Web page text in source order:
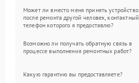
Может ли вместо меня принять устройство
после ремонта другой человек, контактный
телефон которого я предоставлю?
Возможно ли получать обратную связь в
процессе выполнения ремонтных работ?
Какую гарантию вы предоставляете?